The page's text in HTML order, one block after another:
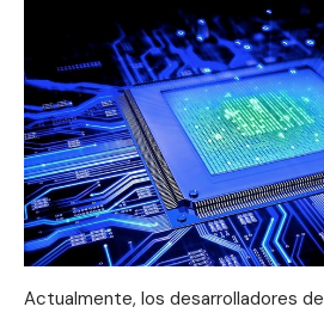
Actualmente, los desarrolladores de